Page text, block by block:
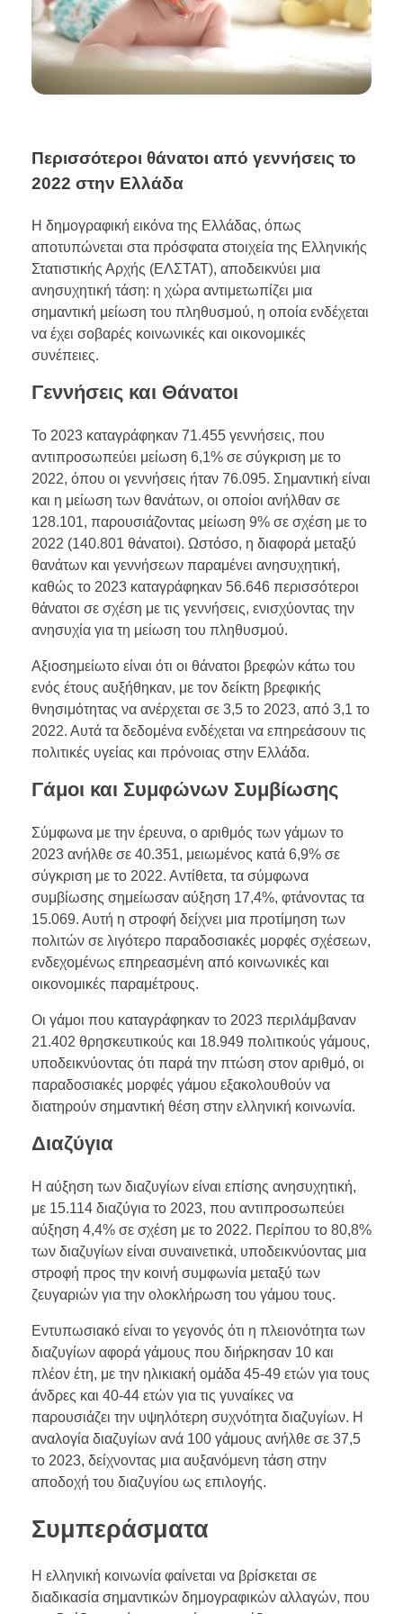
Περισσότεροι θάνατοι από γεννήσεις το
2022 στην Ελλάδα
Η δημογραφική εικόνα της Ελλάδας, όπως
αποτυπώνεται στα πρόσφατα στοιχεία της Ελληνικής
Στατιστικής Αρχής (ΕΛΣΤΑΤ), αποδεικνύει μια
ανησυχητική τάση: η χώρα αντιμετωπίζει μια
σημαντική μείωση του πληθυσμού, η οποία ενδέχεται
να έχει σοβαρές κοινωνικές και οικονομικές
συνέπειες.
Γεννήσεις και Θάνατοι
Το 2023 καταγράφηκαν 71.455 γεννήσεις, που
αντιπροσωπεύει μείωση 6,1% σε σύγκριση με το
2022, όπου οι γεννήσεις ήταν 76.095. Σημαντική είναι
και η μείωση των θανάτων, οι οποίοι ανήλθαν σε
128.101, παρουσιάζοντας μείωση 9% σε σχέση με το
2022 (140.801 θάνατοι). Ωστόσο, η διαφορά μεταξύ
θανάτων και γεννήσεων παραμένει ανησυχητική,
καθώς το 2023 καταγράφηκαν 56.646 περισσότεροι
θάνατοι σε σχέση με τις γεννήσεις, ενισχύοντας την
ανησυχία για τη μείωση του πληθυσμού.
Αξιοσημείωτο είναι ότι οι θάνατοι βρεφών κάτω του
ενός έτους αυξήθηκαν, με τον δείκτη βρεφικής
θνησιμότητας να ανέρχεται σε 3,5 το 2023, από 3,1 το
2022. Αυτά τα δεδομένα ενδέχεται να επηρεάσουν τις
πολιτικές υγείας και πρόνοιας στην Ελλάδα.
Γάμοι και Συμφώνων Συμβίωσης
Σύμφωνα με την έρευνα, ο αριθμός των γάμων το
2023 ανήλθε σε 40.351, μειωμένος κατά 6,9% σε
σύγκριση με το 2022. Αντίθετα, τα σύμφωνα
συμβίωσης σημείωσαν αύξηση 17,4%, φτάνοντας τα
15.069. Αυτή η στροφή δείχνει μια προτίμηση των
πολιτών σε λιγότερο παραδοσιακές μορφές σχέσεων,
ενδεχομένως επηρεασμένη από κοινωνικές και
οικονομικές παραμέτρους.
Οι γάμοι που καταγράφηκαν το 2023 περιλάμβαναν
21.402 θρησκευτικούς και 18.949 πολιτικούς γάμους,
υποδεικνύοντας ότι παρά την πτώση στον αριθμό, οι
παραδοσιακές μορφές γάμου εξακολουθούν να
διατηρούν σημαντική θέση στην ελληνική κοινωνία.
Διαζύγια
Η αύξηση των διαζυγίων είναι επίσης ανησυχητική,
με 15.114 διαζύγια το 2023, που αντιπροσωπεύει
αύξηση 4,4% σε σχέση με το 2022. Περίπου το 80,8%
των διαζυγίων είναι συναινετικά, υποδεικνύοντας μια
στροφή προς την κοινή συμφωνία μεταξύ των
ζευγαριών για την ολοκλήρωση του γάμου τους.
Εντυπωσιακό είναι το γεγονός ότι η πλειονότητα των
διαζυγίων αφορά γάμους που διήρκησαν 10 και
πλέον έτη, με την ηλικιακή ομάδα 45-49 ετών για τους
άνδρες και 40-44 ετών για τις γυναίκες να
παρουσιάζει την υψηλότερη συχνότητα διαζυγίων. Η
αναλογία διαζυγίων ανά 100 γάμους ανήλθε σε 37,5
το 2023, δείχνοντας μια αυξανόμενη τάση στην
αποδοχή του διαζυγίου ως επιλογής.
Συμπεράσματα
Η ελληνική κοινωνία φαίνεται να βρίσκεται σε
διαδικασία σημαντικών δημογραφικών αλλαγών, που